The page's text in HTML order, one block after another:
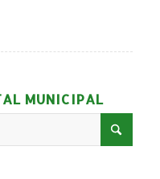
MUNICIPAL